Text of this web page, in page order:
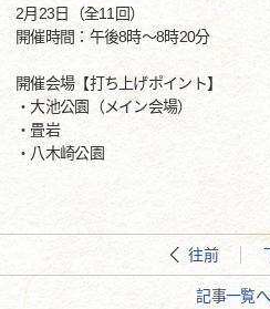
2月23日（全11回）
開催時間：午後8時～8時20分
開催会場【打ち上げポイント】
・大池公園（メイン会場）
・畳岩
・八木崎公園
往前
記事一覧